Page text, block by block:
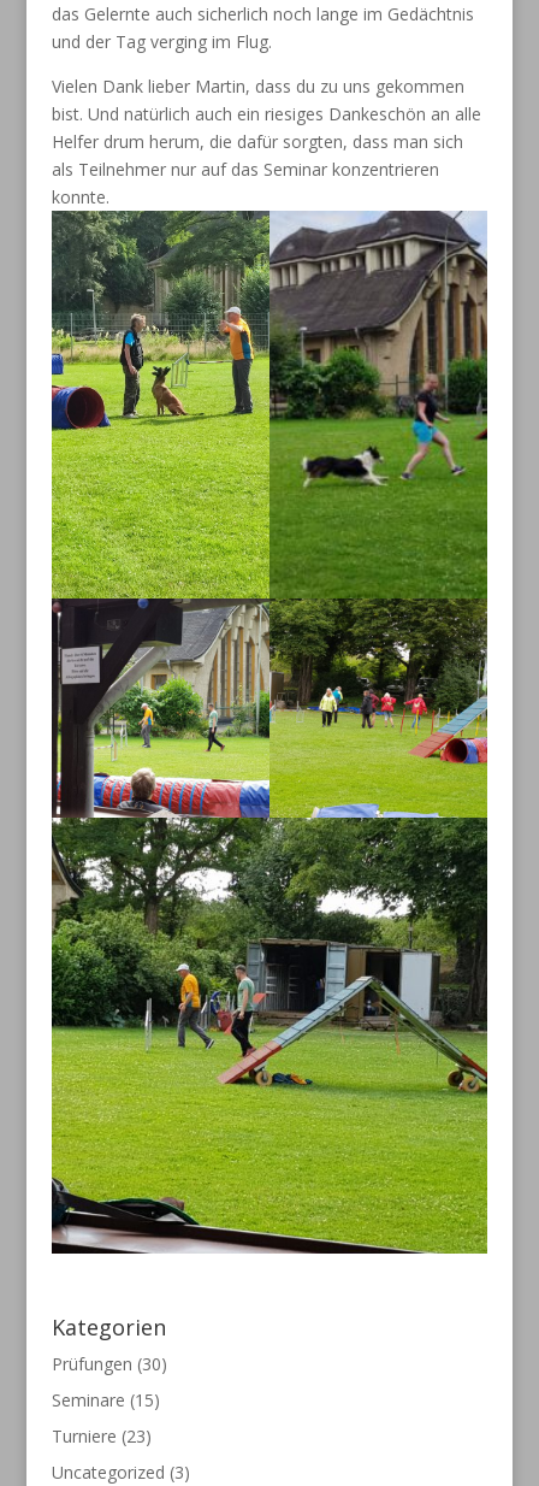
das Gelernte auch sicherlich noch lange im Gedächtnis
und der Tag verging im Flug.
Vielen Dank lieber Martin, dass du zu uns gekommen
bist. Und natürlich auch ein riesiges Dankeschön an alle
Helfer drum herum, die dafür sorgten, dass man sich
als Teilnehmer nur auf das Seminar konzentrieren
konnte.
Kategorien
Prüfungen (30)
Seminare (15)
Turniere (23)
Uncategorized (3)